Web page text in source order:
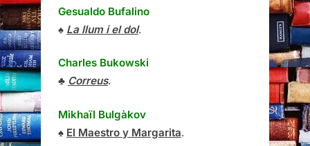
Gesualdo Bufalino
♠ La llum i el dol.
Charles Bukowski
♣ Correus.
Mikhaïl Bulgàkov
♠ El Maestro y Margarita.